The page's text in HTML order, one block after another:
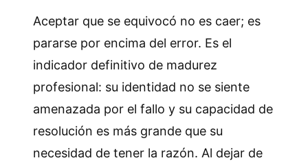
Aceptar que se equivocó no es caer; es
pararse por encima del error. Es el
indicador definitivo de madurez
profesional: su identidad no se siente
amenazada por el fallo y su capacidad de
resolución es más grande que su
necesidad de tener la razón. Al dejar de